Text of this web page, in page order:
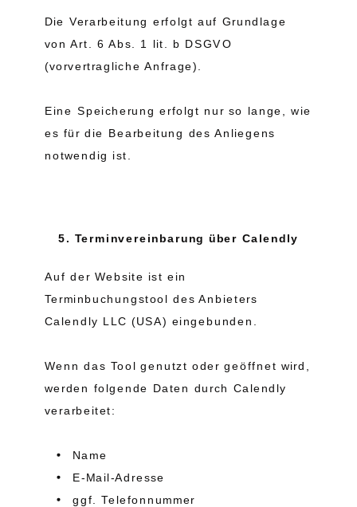
Die Verarbeitung erfolgt auf Grundlage
von Art. 6 Abs. 1 lit. b DSGVO
(vorvertragliche Anfrage).
Eine Speicherung erfolgt nur so lange, wie
es für die Bearbeitung des Anliegens
notwendig ist.
5. Terminvereinbarung über Calendly
Auf der Website ist ein
Terminbuchungstool des Anbieters
Calendly LLC (USA) eingebunden.
Wenn das Tool genutzt oder geöffnet wird,
werden folgende Daten durch Calendly
verarbeitet:
Name
E-Mail-Adresse
ggf. Telefonnummer